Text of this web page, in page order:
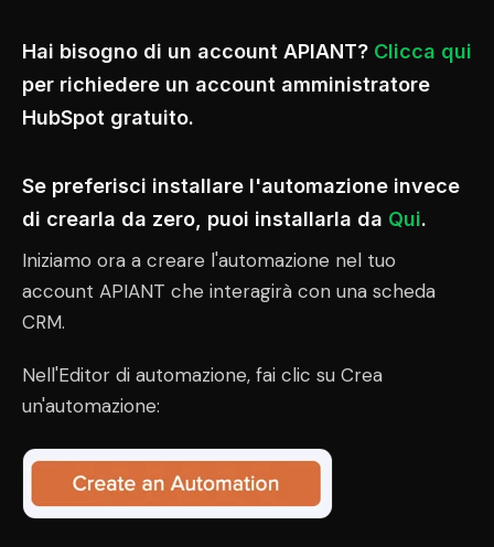
Hai bisogno di un account APIANT? Clicca qui
per richiedere un account amministratore
HubSpot gratuito.
Se preferisci installare l'automazione invece
di crearla da zero, puoi installarla da Qui.
Iniziamo ora a creare l'automazione nel tuo
account APIANT che interagirà con una scheda
CRM.
Nell'Editor di automazione, fai clic su Crea
un'automazione: